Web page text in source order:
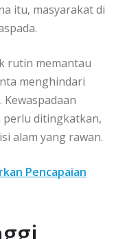
itu, masyarakat di
rutin memantau
menghindari
ditingkatkan,
alam yang rawan.
Pencapaian